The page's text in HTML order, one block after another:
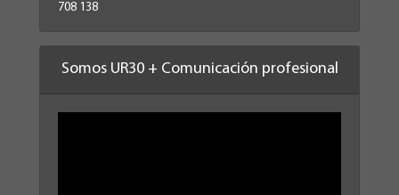
708 138
Somos UR30 + Comunicación profesional